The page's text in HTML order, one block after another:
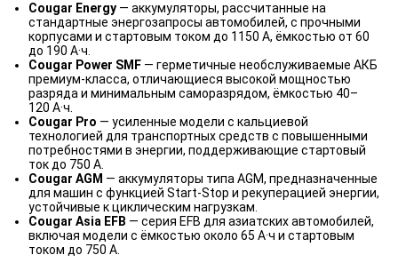
Cougar Energy — аккумуляторы, рассчитанные на
стандартные энергозапросы автомобилей, с прочными
корпусами и стартовым током до 1150 А, ёмкостью от 60
до 190 А·ч.
Cougar Power SMF — герметичные необслуживаемые АКБ
премиум-класса, отличающиеся высокой мощностью
разряда и минимальным саморазрядом, ёмкостью 40–
120 А·ч.
Cougar Pro — усиленные модели с кальциевой
технологией для транспортных средств с повышенными
потребностями в энергии, поддерживающие стартовый
ток до 750 А.
Cougar AGM — аккумуляторы типа AGM, предназначенные
для машин с функцией Start-Stop и рекуперацией энергии,
устойчивые к циклическим нагрузкам.
Cougar Asia EFB — серия EFB для азиатских автомобилей,
включая модели с ёмкостью около 65 А·ч и стартовым
током до 750 А.